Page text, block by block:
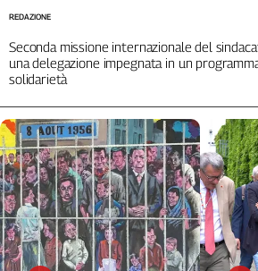
Seconda missione internazionale del
una delegazione impegnata in un
solidarietà
REDAZIONE